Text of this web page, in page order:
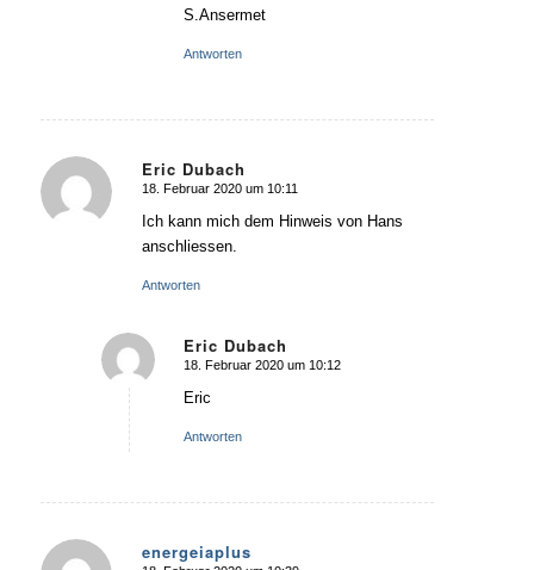
S.Ansermet
Antworten
Eric Dubach
sagte:
18. Februar 2020 um 10:11
Ich kann mich dem Hinweis von Hans
anschliessen.
Antworten
Eric Dubach
sagte:
18. Februar 2020 um 10:12
Eric
Antworten
energeiaplus